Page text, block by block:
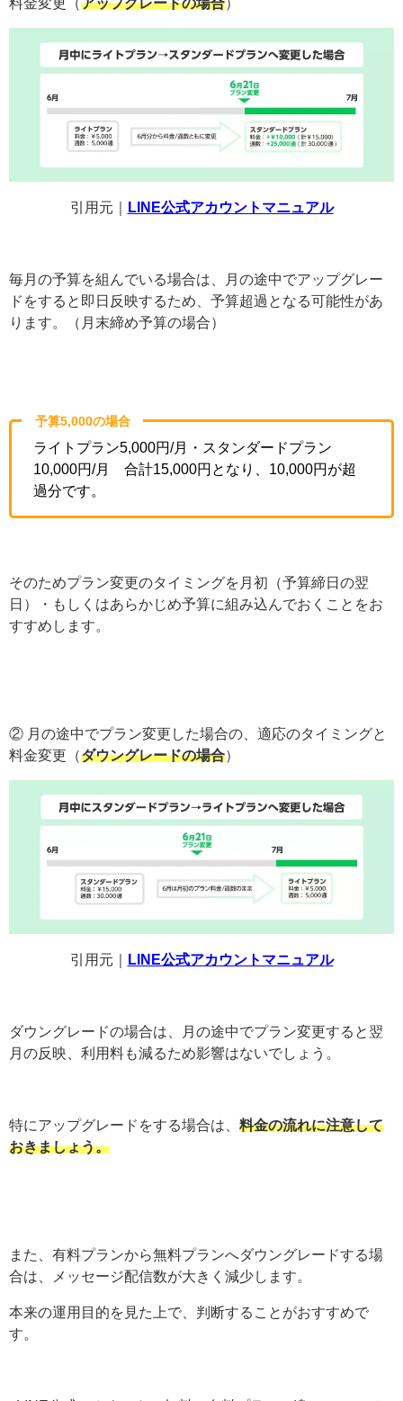
引用元｜ LINE公式アカウントマニュアル
毎月の予算を組んでいる場合は、月の途中でアップグレー
ドをすると即日反映するため、予算超過となる可能性があ
ります。（月末締め予算の場合）
予算5,000の場合
ライトプラン5,000円/月・スタンダードプラン
10,000円/月 合計15,000円となり、10,000円が超
過分です。
そのためプラン変更のタイミングを月初（予算締日の翌
日）・もしくはあらかじめ予算に組み込んでおくことをお
すすめします。
② 月の途中でプラン変更した場合の、適応のタイミングと
料金変更（ダウングレードの場合）
引用元｜ LINE公式アカウントマニュアル
ダウングレードの場合は、月の途中でプラン変更すると翌
月の反映、利用料も減るため影響はないでしょう。
特にアップグレードをする場合は、 料金の流れに注意して
おきましょう。
また、有料プランから無料プランへダウングレードする場
合は、メッセージ配信数が大きく減少します。
本来の運用目的を見た上で、判断することがおすすめで
す。